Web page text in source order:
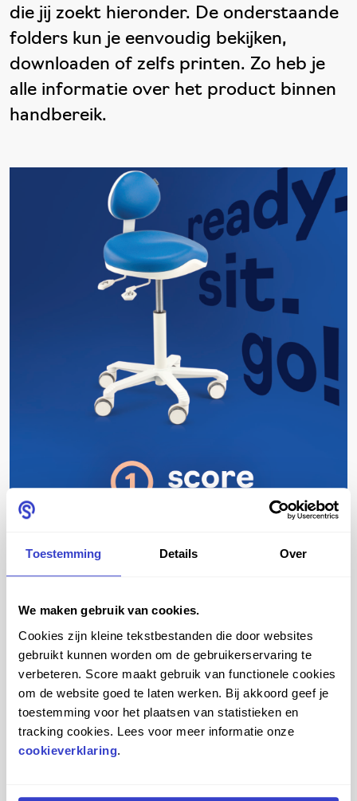
Toestemming Details Over
We maken gebruik van cookies.
Cookies zijn kleine tekstbestanden die door websites
gebruikt kunnen worden om de gebruikerservaring te
verbeteren. Score maakt gebruik van functionele cookies
om de website goed te laten werken. Bij akkoord geef je
toestemming voor het plaatsen van statistieken en
tracking cookies. Lees voor meer informatie onze
cookieverklaring.
die jij zoekt hieronder. De onderstaande
folders kun je eenvoudig bekijken,
downloaden of zelfs printen. Zo heb je
alle informatie over het product binnen
handbereik.
Folder Score Apical